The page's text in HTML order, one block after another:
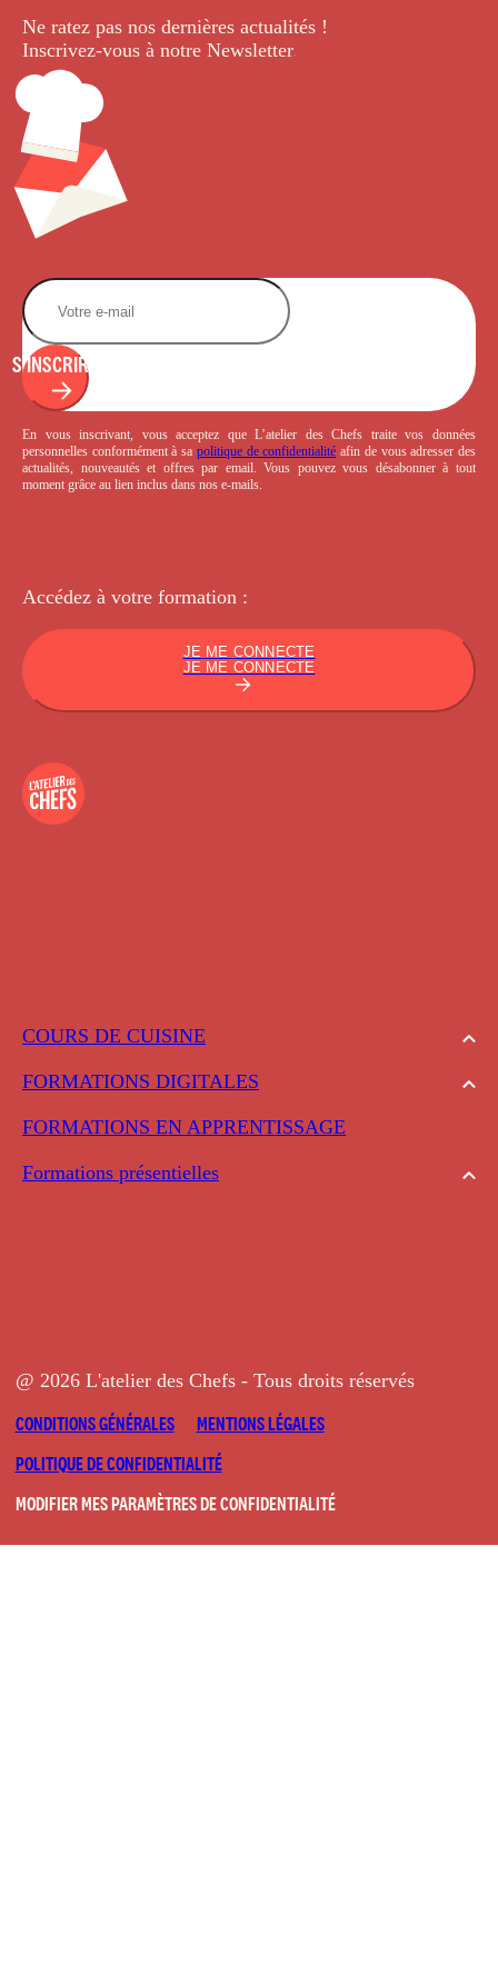
COURS DE CUISINE
FORMATIONS DIGITALES
FORMATIONS EN APPRENTISSAGE
Formations présentielles
Ne ratez pas nos dernières actualités !
Inscrivez-vous à notre Newsletter.
S'INSCRIRE
En vous inscrivant, vous acceptez que L’atelier des Chefs traite vos données
personnelles conformément à sa politique de confidentialité afin de vous adresser des
actualités, nouveautés et offres par email. Vous pouvez vous désabonner à tout
moment grâce au lien inclus dans nos e-mails.
Accédez à votre formation :
JE ME CONNECTE
JE ME CONNECTE
@ 2026 L'atelier des Chefs - Tous droits réservés
CONDITIONS GÉNÉRALES
MENTIONS LÉGALES
POLITIQUE DE CONFIDENTIALITÉ
MODIFIER MES PARAMÈTRES DE CONFIDENTIALITÉ